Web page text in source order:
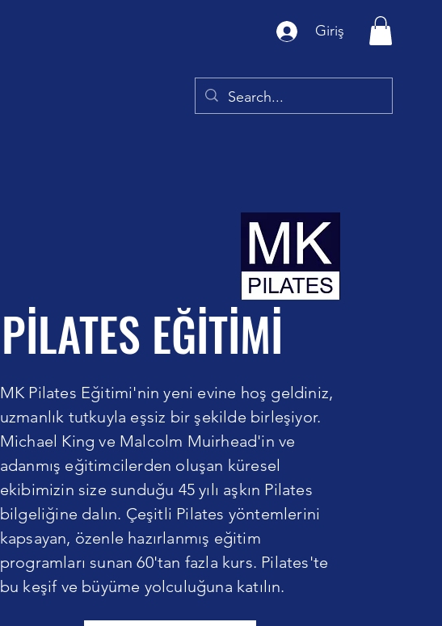
Giriş
PİLATES EĞİTİMİ
MK Pilates Eğitimi'nin yeni evine hoş geldiniz,
uzmanlık tutkuyla eşsiz bir şekilde birleşiyor.
Michael King ve Malcolm Muirhead'in ve
adanmış eğitimcilerden oluşan küresel
ekibimizin size sunduğu 45 yılı aşkın Pilates
bilgeliğine dalın. Çeşitli Pilates yöntemlerini
kapsayan, özenle hazırlanmış eğitim
programları sunan 60'tan fazla kurs. Pilates'te
bu keşif ve büyüme yolculuğuna katılın.